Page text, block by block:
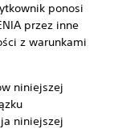
ponosi
przez inne
z warunkami
niniejszej
niniejszej